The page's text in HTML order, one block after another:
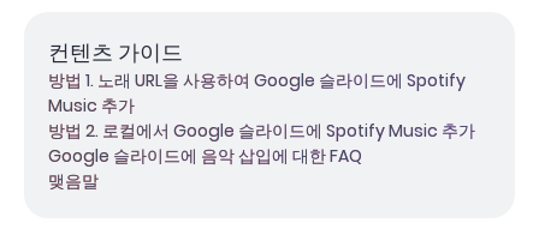
컨텐츠 가이드
방법 1. 노래 URL을 사용하여 Google 슬라이드에 Spotify
Music 추가
방법 2. 로컬에서 Google 슬라이드에 Spotify Music 추가
Google 슬라이드에 음악 삽입에 대한 FAQ
맺음말